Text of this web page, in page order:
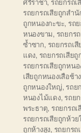
รถยกรถเสียถูกสำ
ถูกหนองกะขะ, รถ
หนองขาม, รถยกร
ซ้ำซาก, รถยกรถเ
แดง, รถยกรถเสีย
รถยกรถเสียถูกหน
เสียถูกหนองเสือช้าง
ถูกหนองใหญ่, รถย
หนองไม้แดง, รถย
พระธาตุ, รถยกรถ
รถยกรถเสียถูกห้ว
ถูกห้างสูง, รถยกรถ